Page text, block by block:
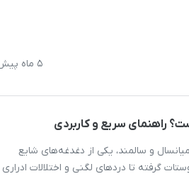
را […]
5 ماه پیش
راهنمای سریع و کاربردی
و سالمند، یکی از دغدغه‌های شایع
گرفته تا دردهای لگنی و اختلالات ادراری